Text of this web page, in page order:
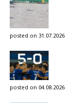
posted on 31.07.2026
posted on 04.08.2026